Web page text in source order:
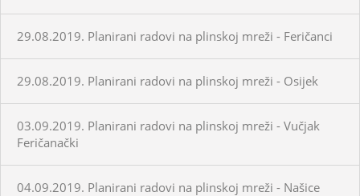
29.08.2019. Planirani radovi na plinskoj mreži - Feričanci
29.08.2019. Planirani radovi na plinskoj mreži - Osijek
03.09.2019. Planirani radovi na plinskoj mreži - Vučjak
Feričanački
04.09.2019. Planirani radovi na plinskoj mreži - Našice